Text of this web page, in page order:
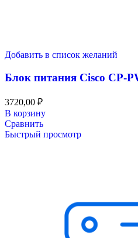
Добавить в список желаний
Блок питания Cisco CP-
3720,00 ₽
В корзину
Сравнить
Быстрый просмотр